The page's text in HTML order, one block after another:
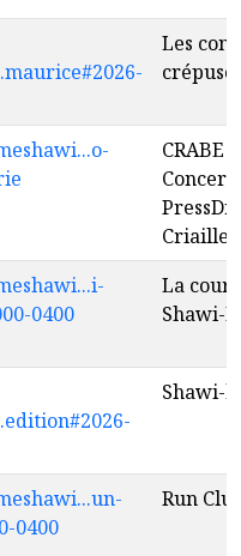
Les
CRABE
0400
La
Shawi-
Shawi-
0400
Run